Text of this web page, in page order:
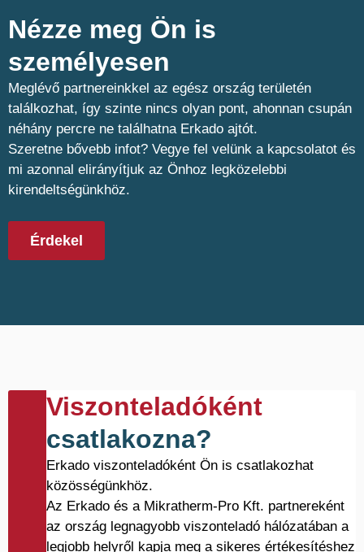
Nézze meg Ön is
személyesen​
Meglévő partnereinkkel az egész ország területén
találkozhat, így szinte nincs olyan pont, ahonnan csupán
néhány percre ne találhatna Erkado ajtót.
Szeretne bővebb infot? Vegye fel velünk a kapcsolatot és
mi azonnal elirányítjuk az Önhoz legközelebbi
kirendeltségünkhöz.
Érdekel
Viszonteladóként
csatlakozna?
Erkado viszonteladóként Ön is csatlakozhat
közösségünkhöz.
Az Erkado és a Mikratherm-Pro Kft. partnereként
az ország legnagyobb viszonteladó hálózatában a
legjobb helyről kapja meg a sikeres értékesítéshez